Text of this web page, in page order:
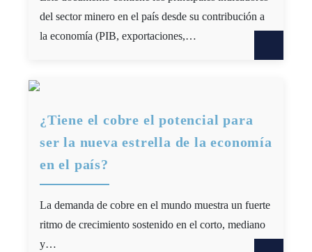
del sector minero en el país desde su contribución a
la economía (PIB, exportaciones,…
¿Tiene el cobre el potencial para
ser la nueva estrella de la economía
en el país?
La demanda de cobre en el mundo muestra un fuerte
ritmo de crecimiento sostenido en el corto, mediano
y…